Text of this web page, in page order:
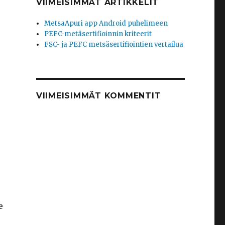
VIIMEISIMMÄT ARTIKKELIT
MetsaApuri app Android puhelimeen
PEFC-metäsertifioinnin kriteerit
FSC- ja PEFC metsäsertifiointien vertailua
VIIMEISIMMÄT KOMMENTIT